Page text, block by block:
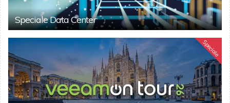
Speciale Data Center
Speciale